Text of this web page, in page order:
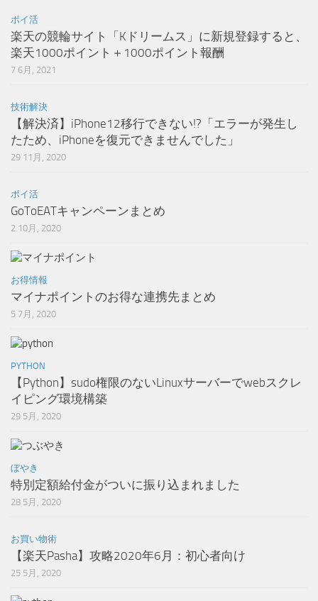
ポイ活
楽天の競輪サイト「Kドリームス」に新規登録すると、
楽天1000ポイント＋1000ポイント報酬
7 6月, 2021
技術解決
【解決済】iPhone12移行できない!?「エラーが発生し
たため、iPhoneを復元できませんでした」
29 11月, 2020
ポイ活
GoToEATキャンペーンまとめ
2 10月, 2020
お得情報
マイナポイントのお得な連携先まとめ
5 7月, 2020
PYTHON
【Python】sudo権限のないLinuxサーバーでwebスクレ
イピング環境構築
29 5月, 2020
ぼやき
特別定額給付金がついに振り込まれました
28 5月, 2020
お買い物術
【楽天Pasha】攻略2020年6月：初心者向け
25 5月, 2020